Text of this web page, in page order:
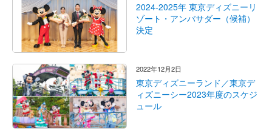
2024-2025年 東京ディズニーリ
ゾート・アンバサダー（候補）
決定
2022年12月2日
東京ディズニーランド／東京デ
ィズニーシー2023年度のスケジ
ュール